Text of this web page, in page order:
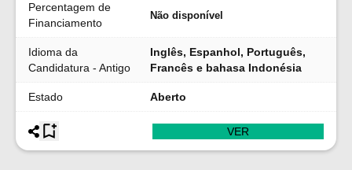
Percentagem de
Financiamento
Não disponível
Idioma da
Candidatura - Antigo
Inglês, Espanhol, Português,
Francês e bahasa Indonésia
Estado Aberto
VER